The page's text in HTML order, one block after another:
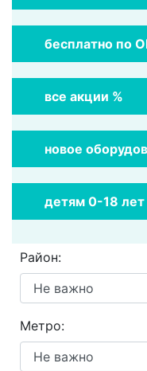
бесплатно по
все акции %
новое
детям 0-18 лет
Район:
Метро: